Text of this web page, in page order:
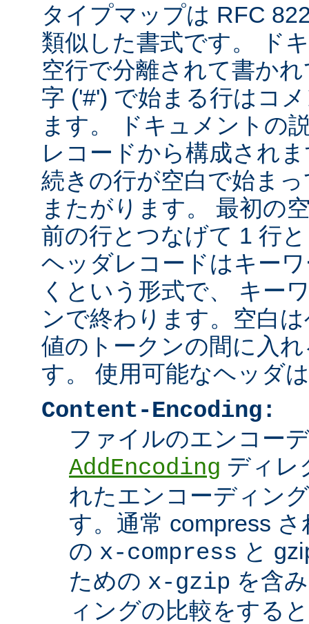
タイプマップは RFC
類似した書式です。 ド
空行で分離されて書か
字 ('#') で始まる行はコ
ます。 ドキュメントの
レコードから構成され
続きの行が空白で始ま
またがります。 最初の
前の行とつなげて 1 行
ヘッダレコードはキー
くという形式で、 キー
ンで終わります。空白
値のトークンの間に入
す。 使用可能なヘッダ
Content-Encoding:
ファイルのエンコー
AddEncoding ディレ
れたエンコーディン
す。通常 compress
の x-compress と
ための x-gzip を含
ィングの比較をする